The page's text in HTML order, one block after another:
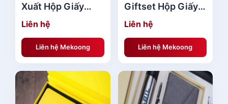
Xuất Hộp Giấy
Đựng Quà Tặng
Saint Gobain HOT
nhất MKBQT43
Liên hệ
Liên hệ Mekoong
Giftset Hộp Giấy
Mỹ Thuật Ép Kim
cao cấp MKBQT40
Liên hệ
Liên hệ Mekoong